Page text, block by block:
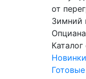
от
Зимний